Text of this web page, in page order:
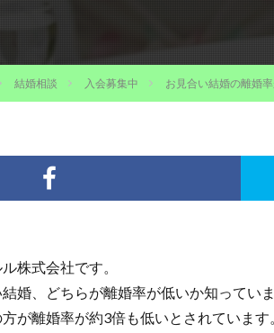
結婚相談 入会募集中 お見合い結婚の離婚
株式会社です。
婚、どちらが離婚率が低いか知ってい
が離婚率が約3倍も低いとされています